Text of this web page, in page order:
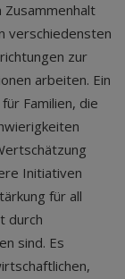
Zusammenhalt
verschiedensten
zur
arbeiten. Ein
Familien, die
Initiativen
für all
durch
sind. Es